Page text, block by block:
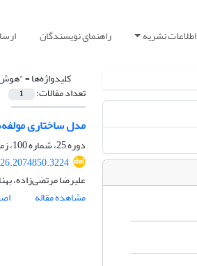
اطلاعات نشریه راهنمای نویسندگان
کلیدواژه‌ها ="هوش
تعداد مقالات: 1
مدل ساختاری
دوره 25، شماره 100، زمستان 1404، صفحه
علیرضا مرتضی‌زاده،
مشاهده مقاله